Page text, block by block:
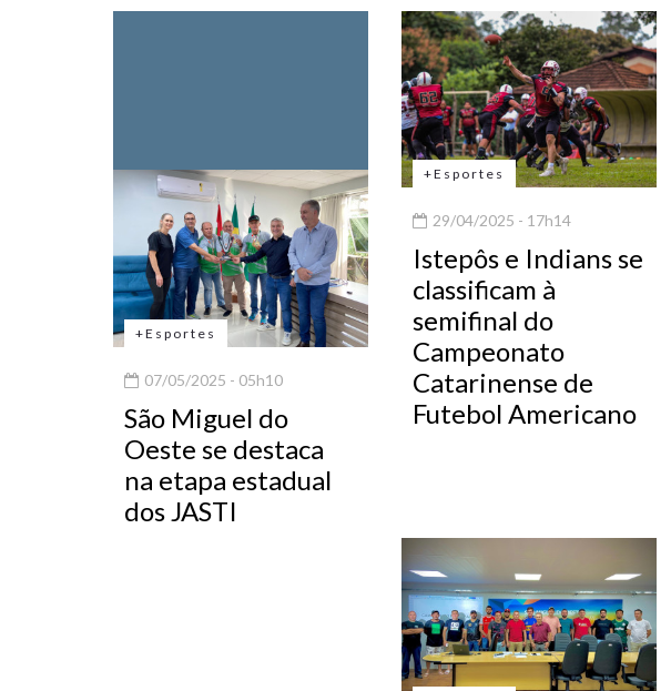
+Esportes
07/05/2025 - 05h10
São Miguel do
Oeste se destaca
na etapa estadual
dos JASTI
+Esportes
29/04/2025 - 17h14
Istepôs e Indians se
classificam à
semifinal do
Campeonato
Catarinense de
Futebol Americano